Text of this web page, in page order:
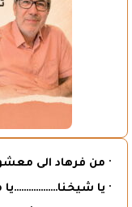
· من فرهاد الى
· يا